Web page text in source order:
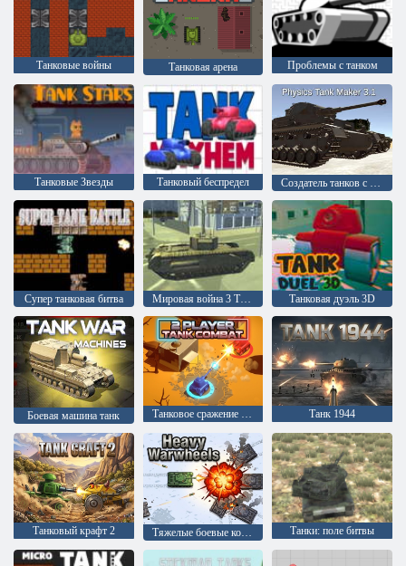
Танковые войны Танковая арена Проблемы с танком
Танковые Звезды Танковый беспредел Создатель танков с физикой 3.1
Супер танковая битва Мировая война 3 Танковая битва Танковая дуэль 3D
Боевая машина танк Танковое сражение для 2 игроков Танк 1944
Танковый крафт 2 Тяжелые боевые колеса Танки: поле битвы